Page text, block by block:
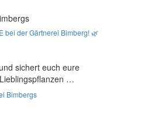
bei der Gärtnerei Bimberg! 🌿
sichert euch eure
…
Bimbergs